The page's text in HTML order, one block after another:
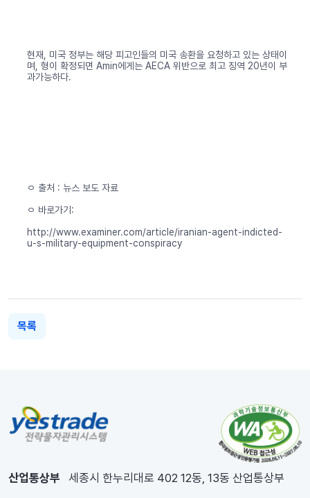
현재, 미국 정부는 해당 피고인들의 미국 송환을 요청하고 있는 상태이
며, 형이 확정되면 Amin에게는 AECA 위반으로 최고 징역 20년이 부
과가능하다.
ㅇ 출처 : 뉴스 보도 자료
ㅇ 바로가기:
http://www.examiner.com/article/iranian-agent-indicted-
u-s-military-equipment-conspiracy
목록
산업통상부 세종시 한누리대로 402 12동, 13동 산업통상부